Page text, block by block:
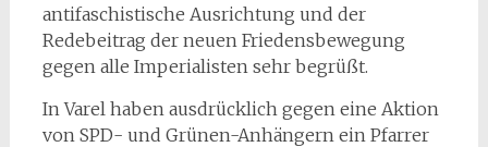
antifaschistische Ausrichtung und der
Redebeitrag der neuen Friedensbewegung
gegen alle Imperialisten sehr begrüßt.
In Varel haben ausdrücklich gegen eine Aktion
von SPD- und Grünen-Anhängern ein Pfarrer